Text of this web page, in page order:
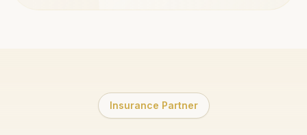
Insurance Partner